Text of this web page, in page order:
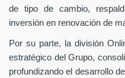
de tipo de cambio,
inversión en renovación de
Por su parte, la división
estratégico del Grupo,
profundizando el desarrollo